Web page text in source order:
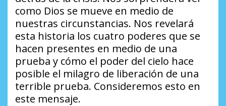
como Dios se mueve en medio de
nuestras circunstancias. Nos revelará
esta historia los cuatro poderes que se
hacen presentes en medio de una
prueba y cómo el poder del cielo hace
posible el milagro de liberación de una
terrible prueba. Consideremos esto en
este mensaje.